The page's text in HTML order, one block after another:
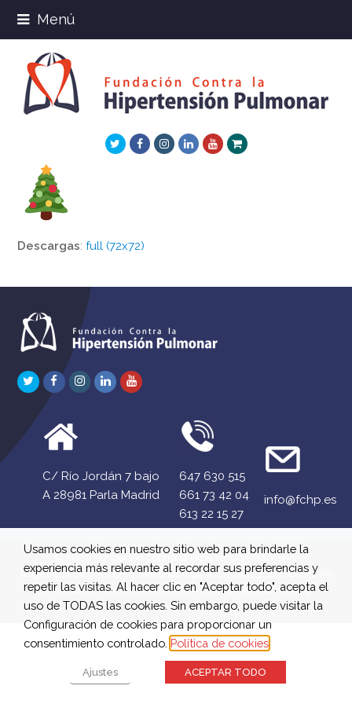
Menú
TwitterFacebookInstagram
LinkedInYoutube
Xing
Descargas:full (72x72)
TwitterFacebook
Instagram
LinkedInYoutube
C/ Río Jordán 7 bajo
A 28981 Parla Madrid
647 630 515
661 73 42 04
613 22 15 27
info@fchp.es
© 2026 Fundación Contra la Hipertensión Pulmonar
Registro de Actividades | Términos legales| Aviso Legal| Política de
privacidad|Política de cookies |Política de devoluciones y
reembolsos
Usamos cookies en nuestro sitio web para brindarle la
experiencia más relevante al recordar sus preferencias y
repetir las visitas. Al hacer clic en "Aceptar todo", acepta el
uso de TODAS las cookies. Sin embargo, puede visitar la
Configuración de cookies para proporcionar un
consentimiento controlado. Política de cookies
Ajustes ACEPTAR TODO